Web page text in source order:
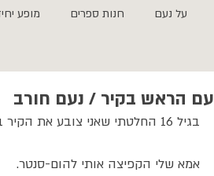
על נעם חנות ספרים מופע
עם הראש בקיר / נעם חורב
בגיל 16 החלטתי שאני צובע את הקיר בחדר בצהוב.
אמא שלי הקפיצה אותי להום-סנטר.